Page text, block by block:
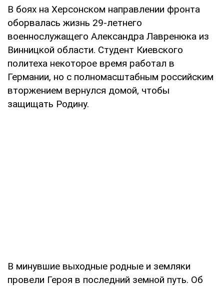
В боях на Херсонском направлении фронта
оборвалась жизнь 29-летнего
военнослужащего Александра Лавренюка из
Винницкой области. Студент Киевского
политеха некоторое время работал в
Германии, но с полномасштабным российским
вторжением вернулся домой, чтобы
защищать Родину.
В минувшие выходные родные и земляки
провели Героя в последний земной путь. Об